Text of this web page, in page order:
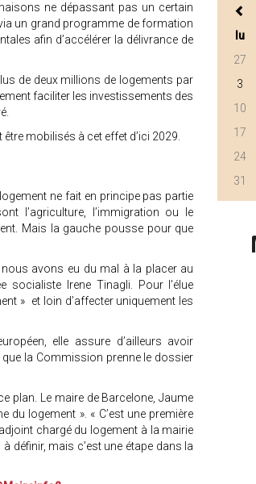
ne dépassant pas un certain
un grand programme de formation
afin d’accélérer la délivrance de
de deux millions de logements par
faciliter les investissements des
mobilisés à cet effet d’ici 2029.
ne fait en principe pas partie
l’agriculture, l’immigration ou le
Mais la gauche pousse pour que
avons eu du mal à la placer au
socialiste Irene Tinagli. Pour l’élue
» et loin d’affecter uniquement les
elle assure d’ailleurs avoir
la Commission prenne le dossier
plan. Le maire de Barcelone, Jaume
du logement ». « C’est une première
chargé du logement à la mairie
définir, mais c’est une étape dans la
lu
27
3
10
17
24
31